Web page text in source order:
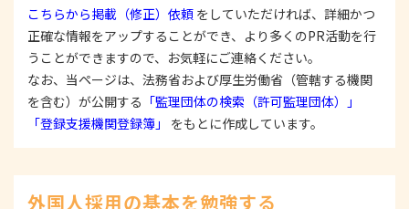
るため、情報セキュリティ対策を始めとする安全措
置を構築し、個人情報への不正アクセス、個人情報
の漏洩、滅失または毀損等の的確な防止とセキュリ
ティの是正に努めます。
3. 苦情および相談等に対する適正な対応について
本人からの苦情および相談があった場合には、適切
示、訂正、削除、または利用もしくは提供の停止等
を求められたときは、適法かつ遅滞なく応じます。
こちらから掲載（修正）依頼 をしていただければ、詳細かつ
正確な情報をアップすることができ、より多くのPR活動を行
うことができますので、お気軽にご連絡ください。
なお、当ページは、法務省および厚生労働省（管轄する機関
を含む）が公開する 「監理団体の検索（許可監理団体）」
「登録支援機関登録簿」
をもとに作成しています。
外国人採用の基本を勉強する